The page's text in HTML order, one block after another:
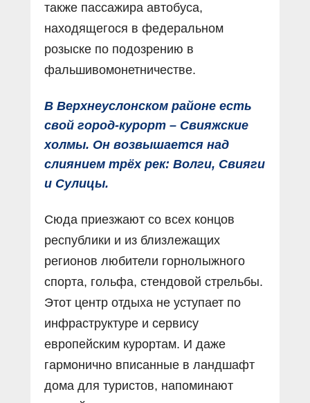
также пассажира автобуса,
находящегося в федеральном
розыске по подозрению в
фальшивомонетничестве.
В Верхнеуслонском районе есть
свой город-курорт – Свияжские
холмы. Он возвышается над
слиянием трёх рек: Волги, Свияги
и Сулицы.
Сюда приезжают со всех концов
республики и из близлежащих
регионов любители горнолыжного
спорта, гольфа, стендовой стрельбы.
Этот центр отдыха не уступает по
инфраструктуре и сервису
европейским курортам. И даже
гармонично вписанные в ландшафт
дома для туристов, напоминают